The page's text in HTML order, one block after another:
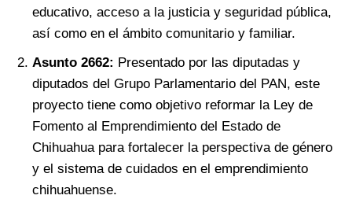
educativo, acceso a la justicia y seguridad pública,
así como en el ámbito comunitario y familiar.
Asunto 2662: Presentado por las diputadas y
diputados del Grupo Parlamentario del PAN, este
proyecto tiene como objetivo reformar la Ley de
Fomento al Emprendimiento del Estado de
Chihuahua para fortalecer la perspectiva de género
y el sistema de cuidados en el emprendimiento
chihuahuense.